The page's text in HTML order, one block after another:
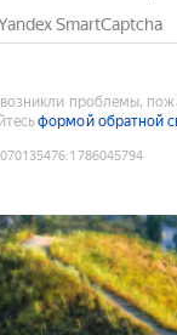
SmartCaptcha
возникли проблемы,
формой обратной
:1786045794